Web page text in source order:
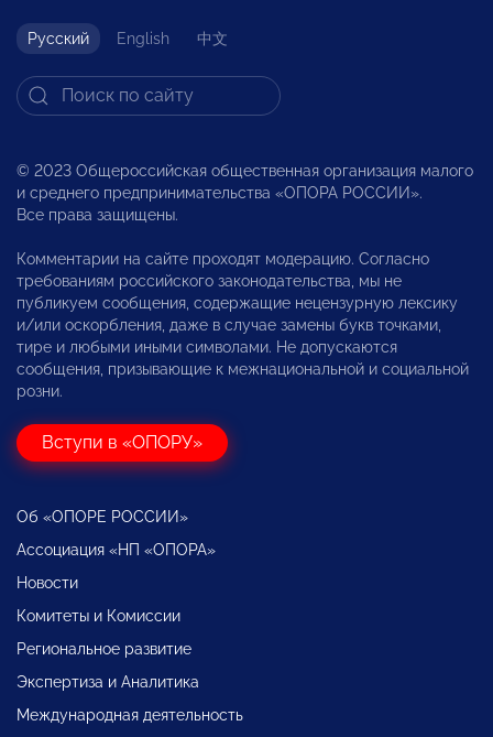
Русский English 中文
© 2023 Общероссийская общественная организация малого
и среднего предпринимательства «ОПОРА РОССИИ».
Все права защищены.
Комментарии на сайте проходят модерацию. Согласно
требованиям российского законодательства, мы не
публикуем сообщения, содержащие нецензурную лексику
и/или оскорбления, даже в случае замены букв точками,
тире и любыми иными символами. Не допускаются
сообщения, призывающие к межнациональной и социальной
розни.
Вступи в «ОПОРУ»
Об «ОПОРЕ РОССИИ»
Ассоциация «НП «ОПОРА»
Новости
Комитеты и Комиссии
Региональное развитие
Экспертиза и Аналитика
Международная деятельность